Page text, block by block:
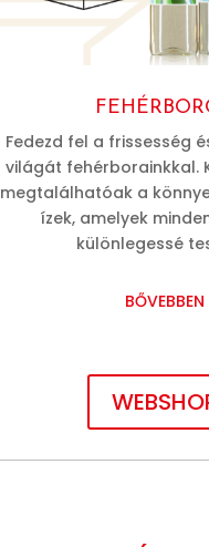
Fedezd fel a frissesség
világát fehérborainkkal.
megtalálhatóak a
ízek, amelyek
különlegessé
BŐVEBBEN